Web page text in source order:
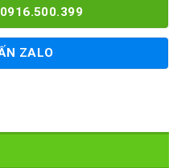
0916.500.399
ZALO